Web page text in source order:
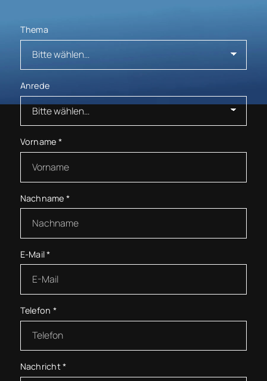
Thema
Anrede
Vorname *
Nachname *
E-Mail*
Telefon *
Nachricht*